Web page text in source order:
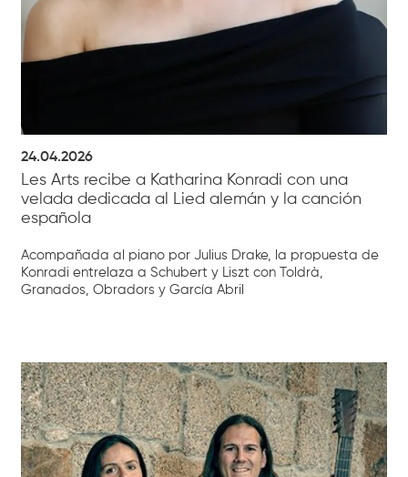
24.04.2026
Les Arts recibe a Katharina Konradi con una
velada dedicada al Lied alemán y la canción
española
Acompañada al piano por Julius Drake, la propuesta de
Konradi entrelaza a Schubert y Liszt con Toldrà,
Granados, Obradors y García Abril